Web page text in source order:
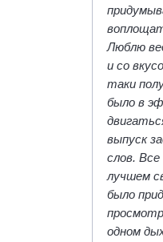
Люблю
и со
таки
было в
выпуск
слов.
лучшем
было
одном